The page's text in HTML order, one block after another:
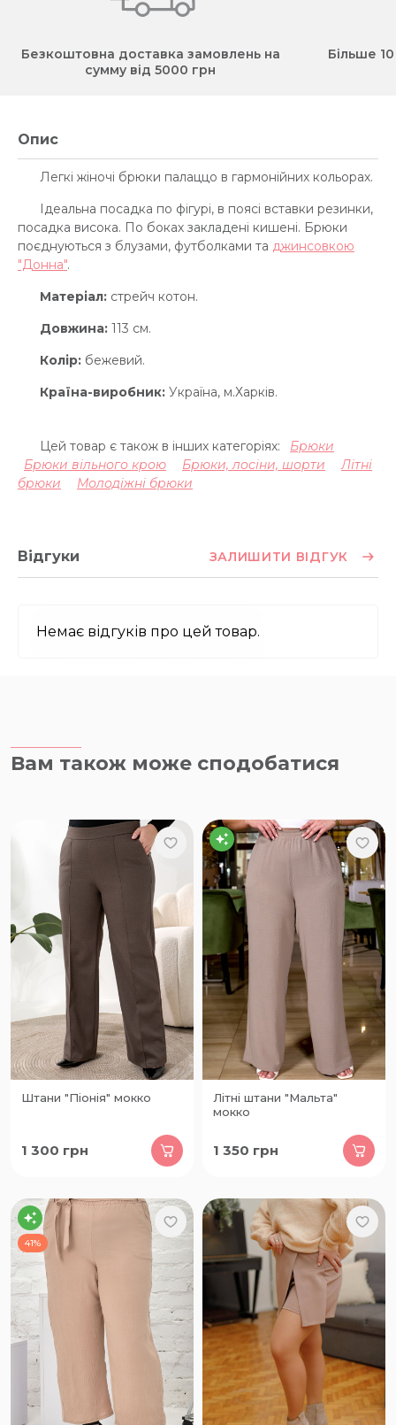
Безкоштовна доставка замовлень на
сумму від 5000 грн
Більше
Опис
Легкі жіночі брюки палаццо в гармонійних кольорах.
Ідеальна посадка по фігурі, в поясі вставки резинки,
посадка висока. По боках закладені кишені. Брюки
поєднуються з блузами, футболками та джинсовкою
"Донна".
Матеріал: стрейч котон.
Довжина: 113 см.
Колір: бежевий.
Країна-виробник: Україна, м.Харків.
Цей товар є також в інших категоріях:
Брюки
Брюки вільного крою
Брюки, лосіни, шорти
Літні
брюки
Молодіжні брюки
Відгуки ЗАЛИШИТИ ВІДГУК
Немає відгуків про цей товар.
Вам також може сподобатися
Штани "Піонія" мокко
1 300 грн
Літні штани "Мальта"
мокко
1 350 грн
41%